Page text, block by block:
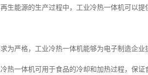
生能源的生产过程中，工业冷热一体机可以
为严格，工业冷热一体机能够为电子制造企
热一体机可用于食品的冷却和加热过程，保证